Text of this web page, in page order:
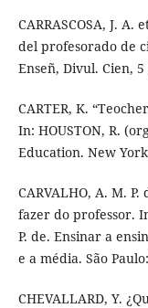
CARRASCOSA, J.
del profesorado de
Enseñ, Divul. Cien,
CARTER, K.
In: HOUSTON, R.
Education. New
CARVALHO, A. M.
fazer do professor.
P. de. Ensinar a
e a média. São
CHEVALLARD, Y.